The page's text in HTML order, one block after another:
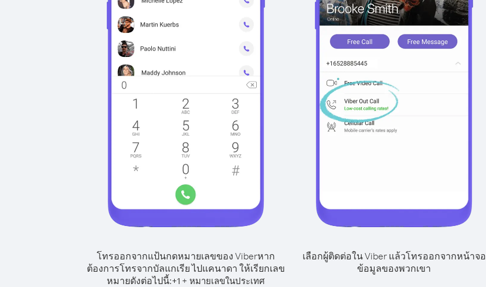
โทรออกจากแป้นกดหมายเลขของ Viberหาก
ต้องการโทรจากบัลแกเรีย ไปแคนาดา ให้เรียกเลข
หมายดังต่อไปนี้:+1 + หมายเลขในประเทศ
เลือกผู้ติดต่อใน Viber แล้วโทรออกจากหน้าจอ
ข้อมูลของพวกเขา